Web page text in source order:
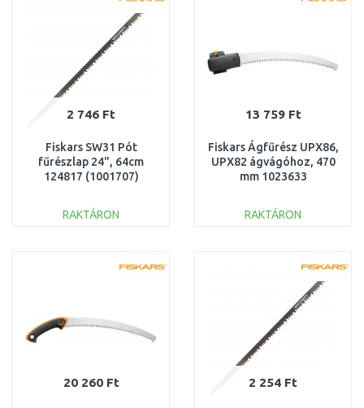
2 746 Ft
Fiskars SW31 Pót
fűrészlap 24", 64cm
124817 (1001707)
RAKTÁRON
Összehasonlítás
13 759 Ft
Fiskars Ágfűrész UPX86,
UPX82 ágvágóhoz, 470
mm 1023633
RAKTÁRON
Összehasonlítás
20 260 Ft 2 254 Ft